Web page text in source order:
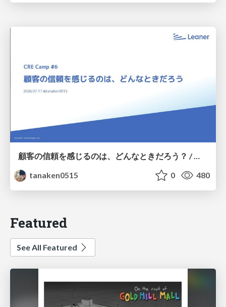
顧客の信頼を感じるのは、どんなときだろう？ / When do you feel a customer's trust?
tanaken0515
0 480
Featured
See All Featured